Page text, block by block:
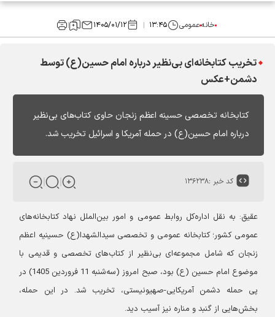
خانهعمومی ۱۳:۴۵ ۱۴۰۵/۰۱/۱۲
تخریب کتابخانه‌ای بی‌نظیر درباره امام حسین(ع) توسط
دشمن+عکس
کتابخانه تخصصی حسینه اعظم زنجان حاوی کتاب‌های بی‌نظیر
درباره امام حسین(ع) در حمله آمریکا و اسرائیل تخریب شد.
کد خبر :۱۳۶۲۳۸
عقیق: به نقل اداره‌کل روابط عمومی و امور بین‌الملل نهاد کتابخانه‌های
عمومی کشور؛ کتابخانه عمومی و تخصصی سیدالشهدا(ع) حسینیه اعظم
زنجان که شامل مجموعه‌ای بی‌نظیر از کتاب‌های تخصصی و قدیمی با
موضوع امام حسین (ع) بود، صبح امروز (سه‌شنبه 11 فروردین 1405) در
پی حمله دشمن آمریکایی-صهیونیستی، تخریب شد. در این حمله،
بخش‌هایی از گنبد و مناره نیز آسیب دید.